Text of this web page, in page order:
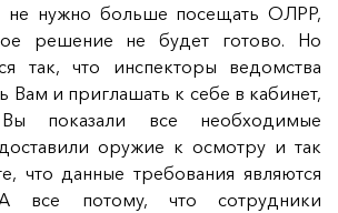
не нужно больше посещать ОЛРР,
решение не будет готово. Но
так, что инспекторы ведомства
Вам и приглашать к себе в кабинет,
показали все необходимые
оружие к осмотру и так
что данные требования являются
все потому, что сотрудники